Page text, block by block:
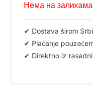
Нема на залихама